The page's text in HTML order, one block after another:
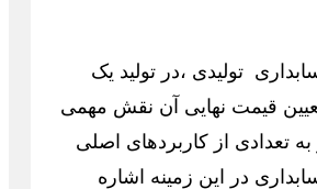
تولیدی ،در تولید یک
قیمت نهایی آن نقش مهمی
به تعدادی از کاربردهای اصلی
در این زمینه اشاره